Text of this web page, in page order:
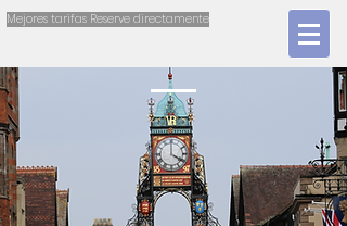
Mejores tarifas Reserve directamente